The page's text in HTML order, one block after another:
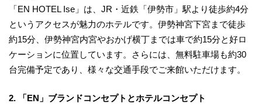
「EN HOTEL Ise」は、JR・近鉄「伊勢市」駅より徒歩約4分
というアクセスが魅力のホテルです。伊勢神宮下宮まで徒歩
約15分、伊勢神宮内宮やおかげ横丁までは車で約15分と好ロ
ケーションに位置しています。さらには、無料駐車場も約30
台完備予定であり、様々な交通手段でご来館いただけます。
2. 「EN」ブランドコンセプトとホテルコンセプト